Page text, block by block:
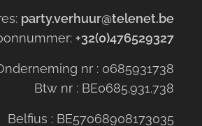
party.verhuur@telenet.be
+32(0)476529327
nr : 0685931738
Btw nr : BE0685.931.738
Belfius : BE57068908173035